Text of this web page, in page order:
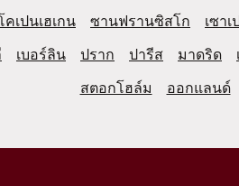
คเปนเฮเกน ซานฟรานซิสโก เซาเ
เบอร์ลิน ปราก ปารีส มาดริด
สตอกโฮล์ม
ออกแลนด์